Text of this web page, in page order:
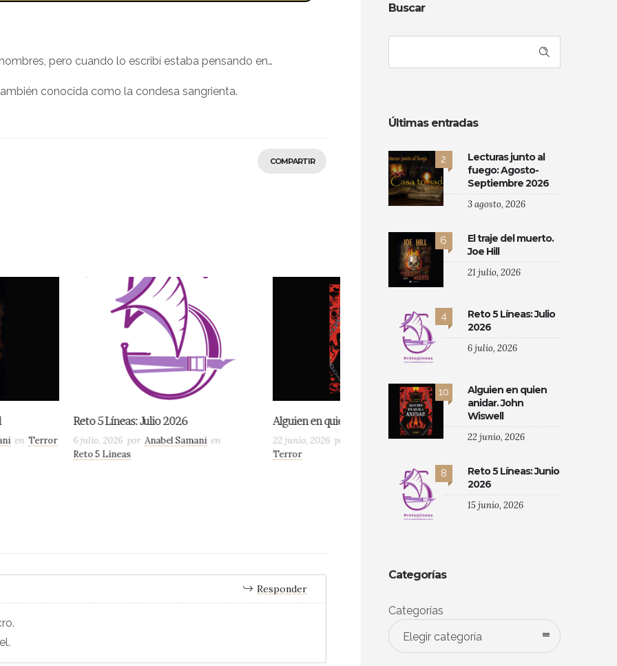
pero cuando lo escribí estaba pensando en…
conocida como la condesa sangrienta.
COMPARTIR
Julio 2026
por Anabel Samani en
Alguien en quien anidar. John Wiswell
22 junio, 2026 por Anabel Samani en
Responder
Buscar
Últimas entradas
2
Lecturas junto al
fuego: Agosto-
Septiembre 2026
3 agosto, 2026
6
El traje del muerto.
Joe Hill
21 julio, 2026
4
Reto 5 Líneas: Julio
2026
6 julio, 2026
10
Alguien en quien
anidar. John
Wiswell
22 junio, 2026
8
Reto 5 Líneas: Junio
2026
15 junio, 2026
Categorías
Categorías
Elegir categoría